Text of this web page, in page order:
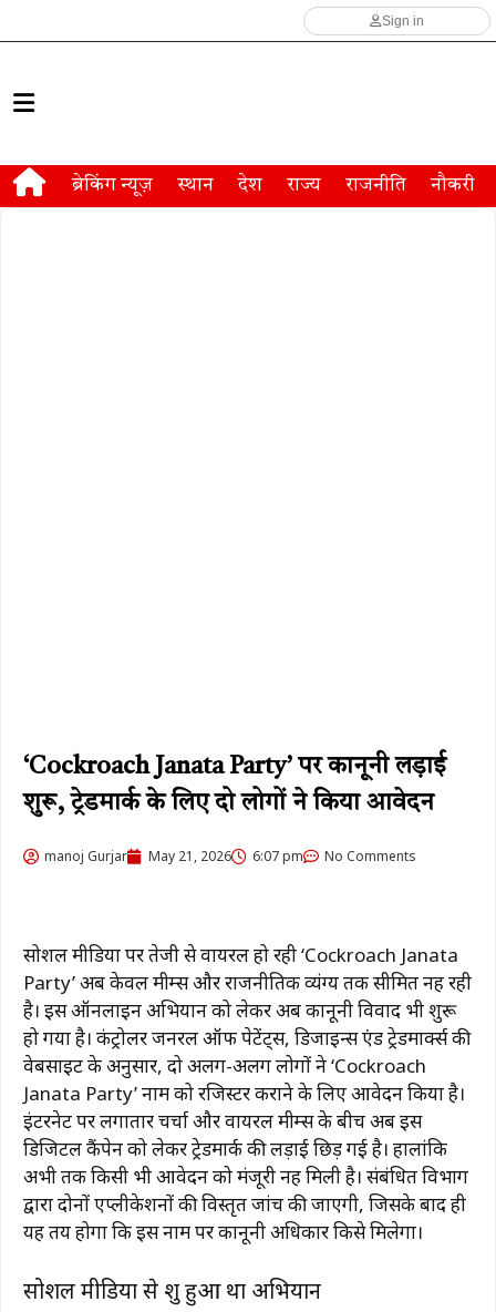
Sign in
ब्रेकिंग न्यूज़ स्थान देश राज्य राजनीति नौकरी
‘Cockroach Janata Party’ पर कानूनी लड़ाई
शुरू, ट्रेडमार्क के लिए दो लोगों ने किया आवेदन
manoj Gurjar May 21, 2026 6:07 pm No Comments
सोशल मीडिया पर तेजी से वायरल हो रही ‘Cockroach Janata
Party’ अब केवल मीम्स और राजनीतिक व्यंग्य तक सीमित नहीं रही
है। इस ऑनलाइन अभियान को लेकर अब कानूनी विवाद भी शुरू
हो गया है। कंट्रोलर जनरल ऑफ पेटेंट्स, डिजाइन्स एंड ट्रेडमार्क्स की
वेबसाइट के अनुसार, दो अलग-अलग लोगों ने ‘Cockroach
Janata Party’ नाम को रजिस्टर कराने के लिए आवेदन किया है।
इंटरनेट पर लगातार चर्चा और वायरल मीम्स के बीच अब इस
डिजिटल कैंपेन को लेकर ट्रेडमार्क की लड़ाई छिड़ गई है। हालांकि
अभी तक किसी भी आवेदन को मंजूरी नहीं मिली है। संबंधित विभाग
द्वारा दोनों एप्लीकेशनों की विस्तृत जांच की जाएगी, जिसके बाद ही
यह तय होगा कि इस नाम पर कानूनी अधिकार किसे मिलेगा।
सोशल मीडिया से शुरू हुआ था अभियान